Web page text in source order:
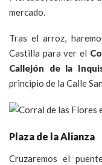
mercado.
Tras el arroz,
Castilla para ver el
Callejón de la
principio de la Calle
Plaza de la Alianza
Cruzaremos el